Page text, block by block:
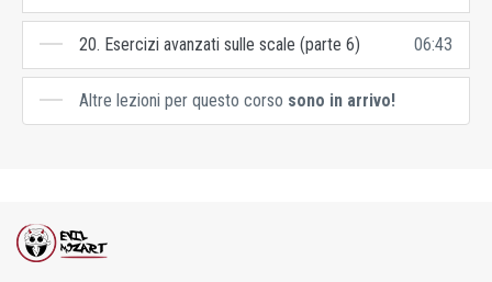
20. Esercizi avanzati sulle scale (parte 6) 06:43
Altre lezioni per questo corso sono in arrivo!